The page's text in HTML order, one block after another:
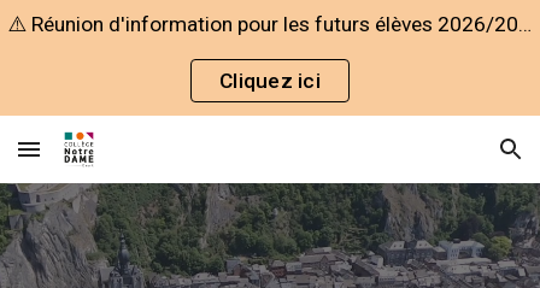
⚠️ Réunion d'information pour les futurs élèves 2026/2027⚠️
Cliquez ici